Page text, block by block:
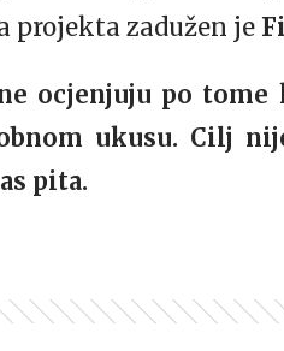
projekta zadužen je
ocjenjuju po
ukusu. Cilj
pita.